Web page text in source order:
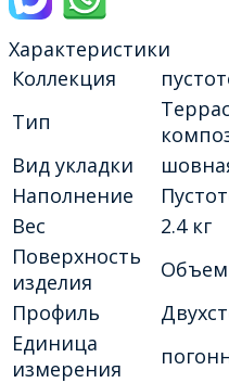
Характеристики
Коллекция
Тип
Вид укладки
Наполнение
Вес
2.4 кг
Поверхность
изделия
Профиль
Единица
измерения